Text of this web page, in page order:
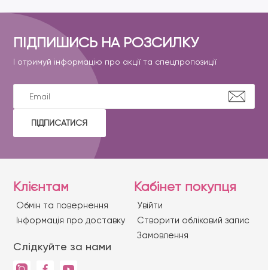
ПІДПИШИСЬ НА РОЗСИЛКУ
І отримуй інформацію про акції та спецпропозиції
ПІДПИСАТИСЯ
Клієнтам
Обмін та повернення
Iнформація про доставку
Слідкуйте за нами
Кабінет покупця
Увійти
Створити обліковий запис
Замовлення